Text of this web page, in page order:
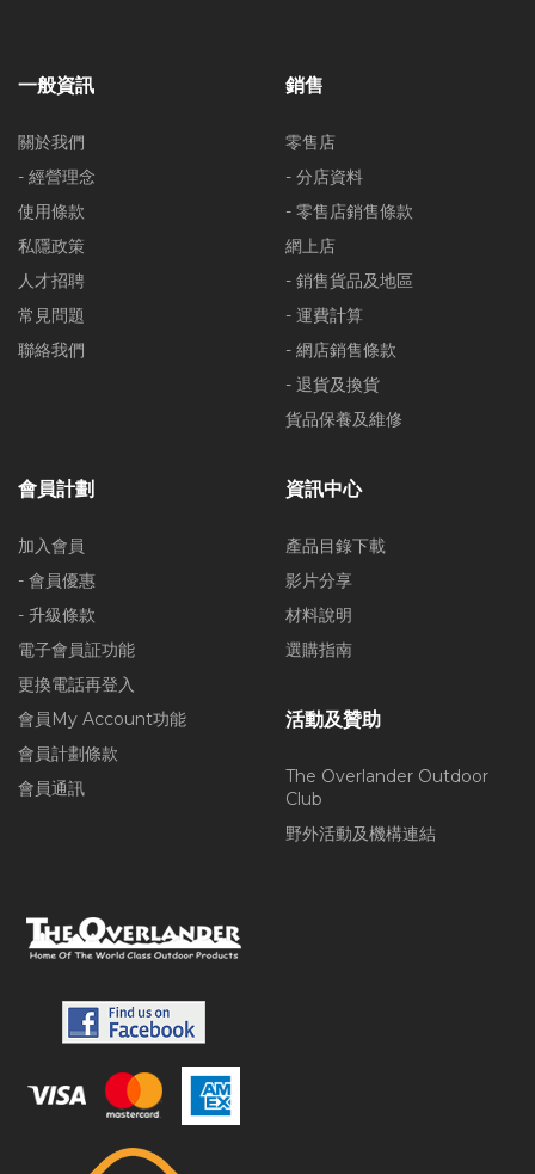
一般資訊
關於我們
- 經營理念
使用條款
私隱政策
人才招聘
常見問題
聯絡我們
銷售
零售店
- 分店資料
- 零售店銷售條款
網上店
- 銷售貨品及地區
- 運費計算
- 網店銷售條款
- 退貨及換貨
貨品保養及維修
會員計劃
加入會員
- 會員優惠
- 升級條款
電子會員証功能
更換電話再登入
會員My Account功能
會員計劃條款
會員通訊
資訊中心
產品目錄下載
影片分享
材料說明
選購指南
活動及贊助
The Overlander Outdoor
Club
野外活動及機構連結